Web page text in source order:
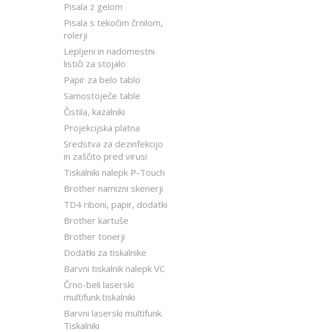
Pisala z gelom
Pisala s tekočim črnilom,
rolerji
Lepljeni in nadomestni
lističi za stojalo
Papir za belo tablo
Samostoječe table
Čistila, kazalniki
Projekcijska platna
Sredstva za dezinfekcijo
in zaščito pred virusi
Tiskalniki nalepk P-Touch
Brother namizni skenerji
TD4 riboni, papir, dodatki
Brother kartuše
Brother tonerji
Dodatki za tiskalnike
Barvni tiskalnik nalepk VC
Črno-beli laserski
multifunk.tiskalniki
Barvni laserski multifunk.
Tiskalniki